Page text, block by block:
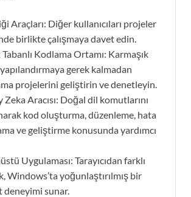
Araçları: Diğer kullanıcıları projeler
birlikte çalışmaya davet edin.
Kodlama Ortamı: Karmaşık
gerek kalmadan
projelerini geliştirin ve denetleyin.
Zeka Aracısı: Doğal dil komutlarını
kod oluşturma, düzenleme, hata
ve geliştirme konusunda yardımcı
Uygulaması: Tarayıcıdan farklı
Windows’ta yoğunlaştırılmış bir
deneyimi sunar.